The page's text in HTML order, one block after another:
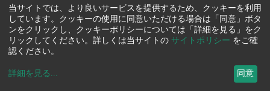
当サイトでは、より良いサービスを提供するため、クッキーを利用
しています。クッキーの使用に同意いただける場合は「同意」ボタ
ンをクリックし、クッキーポリシーについては「詳細を見る」をク
リックしてください。詳しくは当サイトの サイトポリシー をご確
認ください。
詳細を見る ... 同意